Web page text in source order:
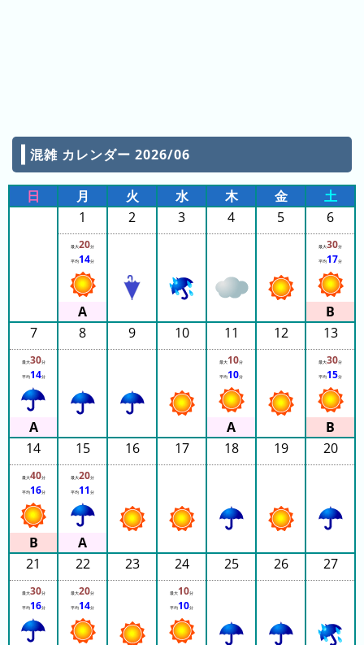
ン
キ
ン
グ
ン
グ
去
の
ラ
ン
ン
待
混雑 カレンダー 2026/06
日 月 火 水 木 金
土
1
最大20分
平均14分
2 3 4 5 6
最大30分
平均17分
7
最大30分
平均14分
8 9 10 11
最大10分
平均10分
12 13
最大30分
平均15分
14
最大40分
平均16分
15
最大20分
平均11 分
16 17 18 19 20
21
最大30分
平均16分
22
最大20分
平均14分
23 24
最大10分
平均10分
25 26 27